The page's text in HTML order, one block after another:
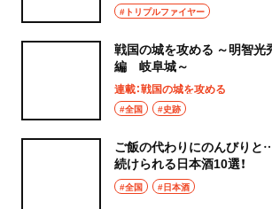
#トリプルファイヤー
戦国の城を攻める ～明智光
編 岐阜城～
連載：戦国の城を攻める
#全国 #史跡
ご飯の代わりにのんびり
続けられる日本酒10選！
#全国 #日本酒